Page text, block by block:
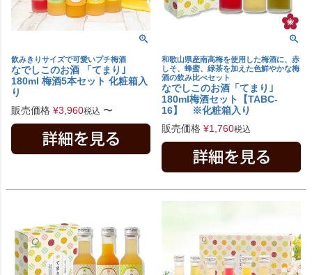
飲みきりサイズで可愛いプチ梅酒
なでしこのお酒 「てまり｣
180ml 梅酒5本セット 化粧箱入
り
販売価格 ¥3,960税込 〜
和歌山県産南高梅を使用した梅酒に、赤
しそ、蜂蜜、緑茶を加えた色鮮やかな梅
酒の飲み比べセット
なでしこのお酒「てまり｣
180ml梅酒セット【TABC-
16】 ※化粧箱入り
販売価格 ¥1,760税込